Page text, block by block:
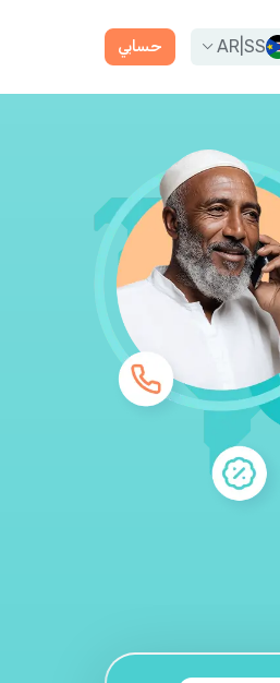
SS
AR حسابي